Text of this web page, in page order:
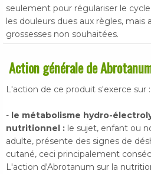
seulement pour régulariser le
les douleurs dues aux règles, mais
grossesses non souhaitées.
Action générale de
L'action de ce produit s'exerce sur :
- le métabolisme hydro-
nutritionnel : le sujet, enfant ou
adulte, présente des signes de
cutané, ceci principalement
L'action d'Abrotanum sur la